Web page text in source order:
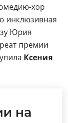
хор
инклюзивная
Юрия
премии
Ксения
на